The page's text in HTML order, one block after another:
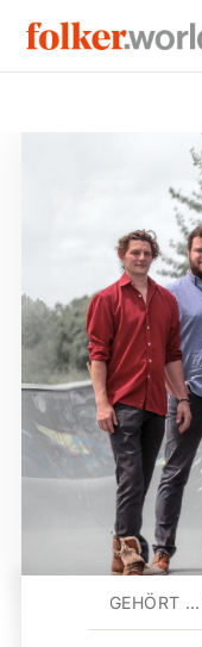
GEHÖRT